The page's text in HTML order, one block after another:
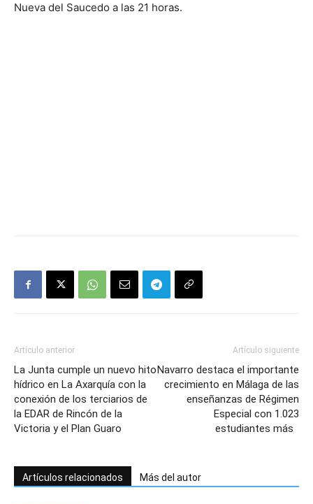
Nueva del Saucedo a las 21 horas.
Artículo anterior
La Junta cumple un nuevo hito
hídrico en La Axarquía con la
conexión de los terciarios de
la EDAR de Rincón de la
Victoria y el Plan Guaro
Artículo siguiente
Navarro destaca el importante
crecimiento en Málaga de las
enseñanzas de Régimen
Especial con 1.023
estudiantes más
Artículos relacionados Más del autor